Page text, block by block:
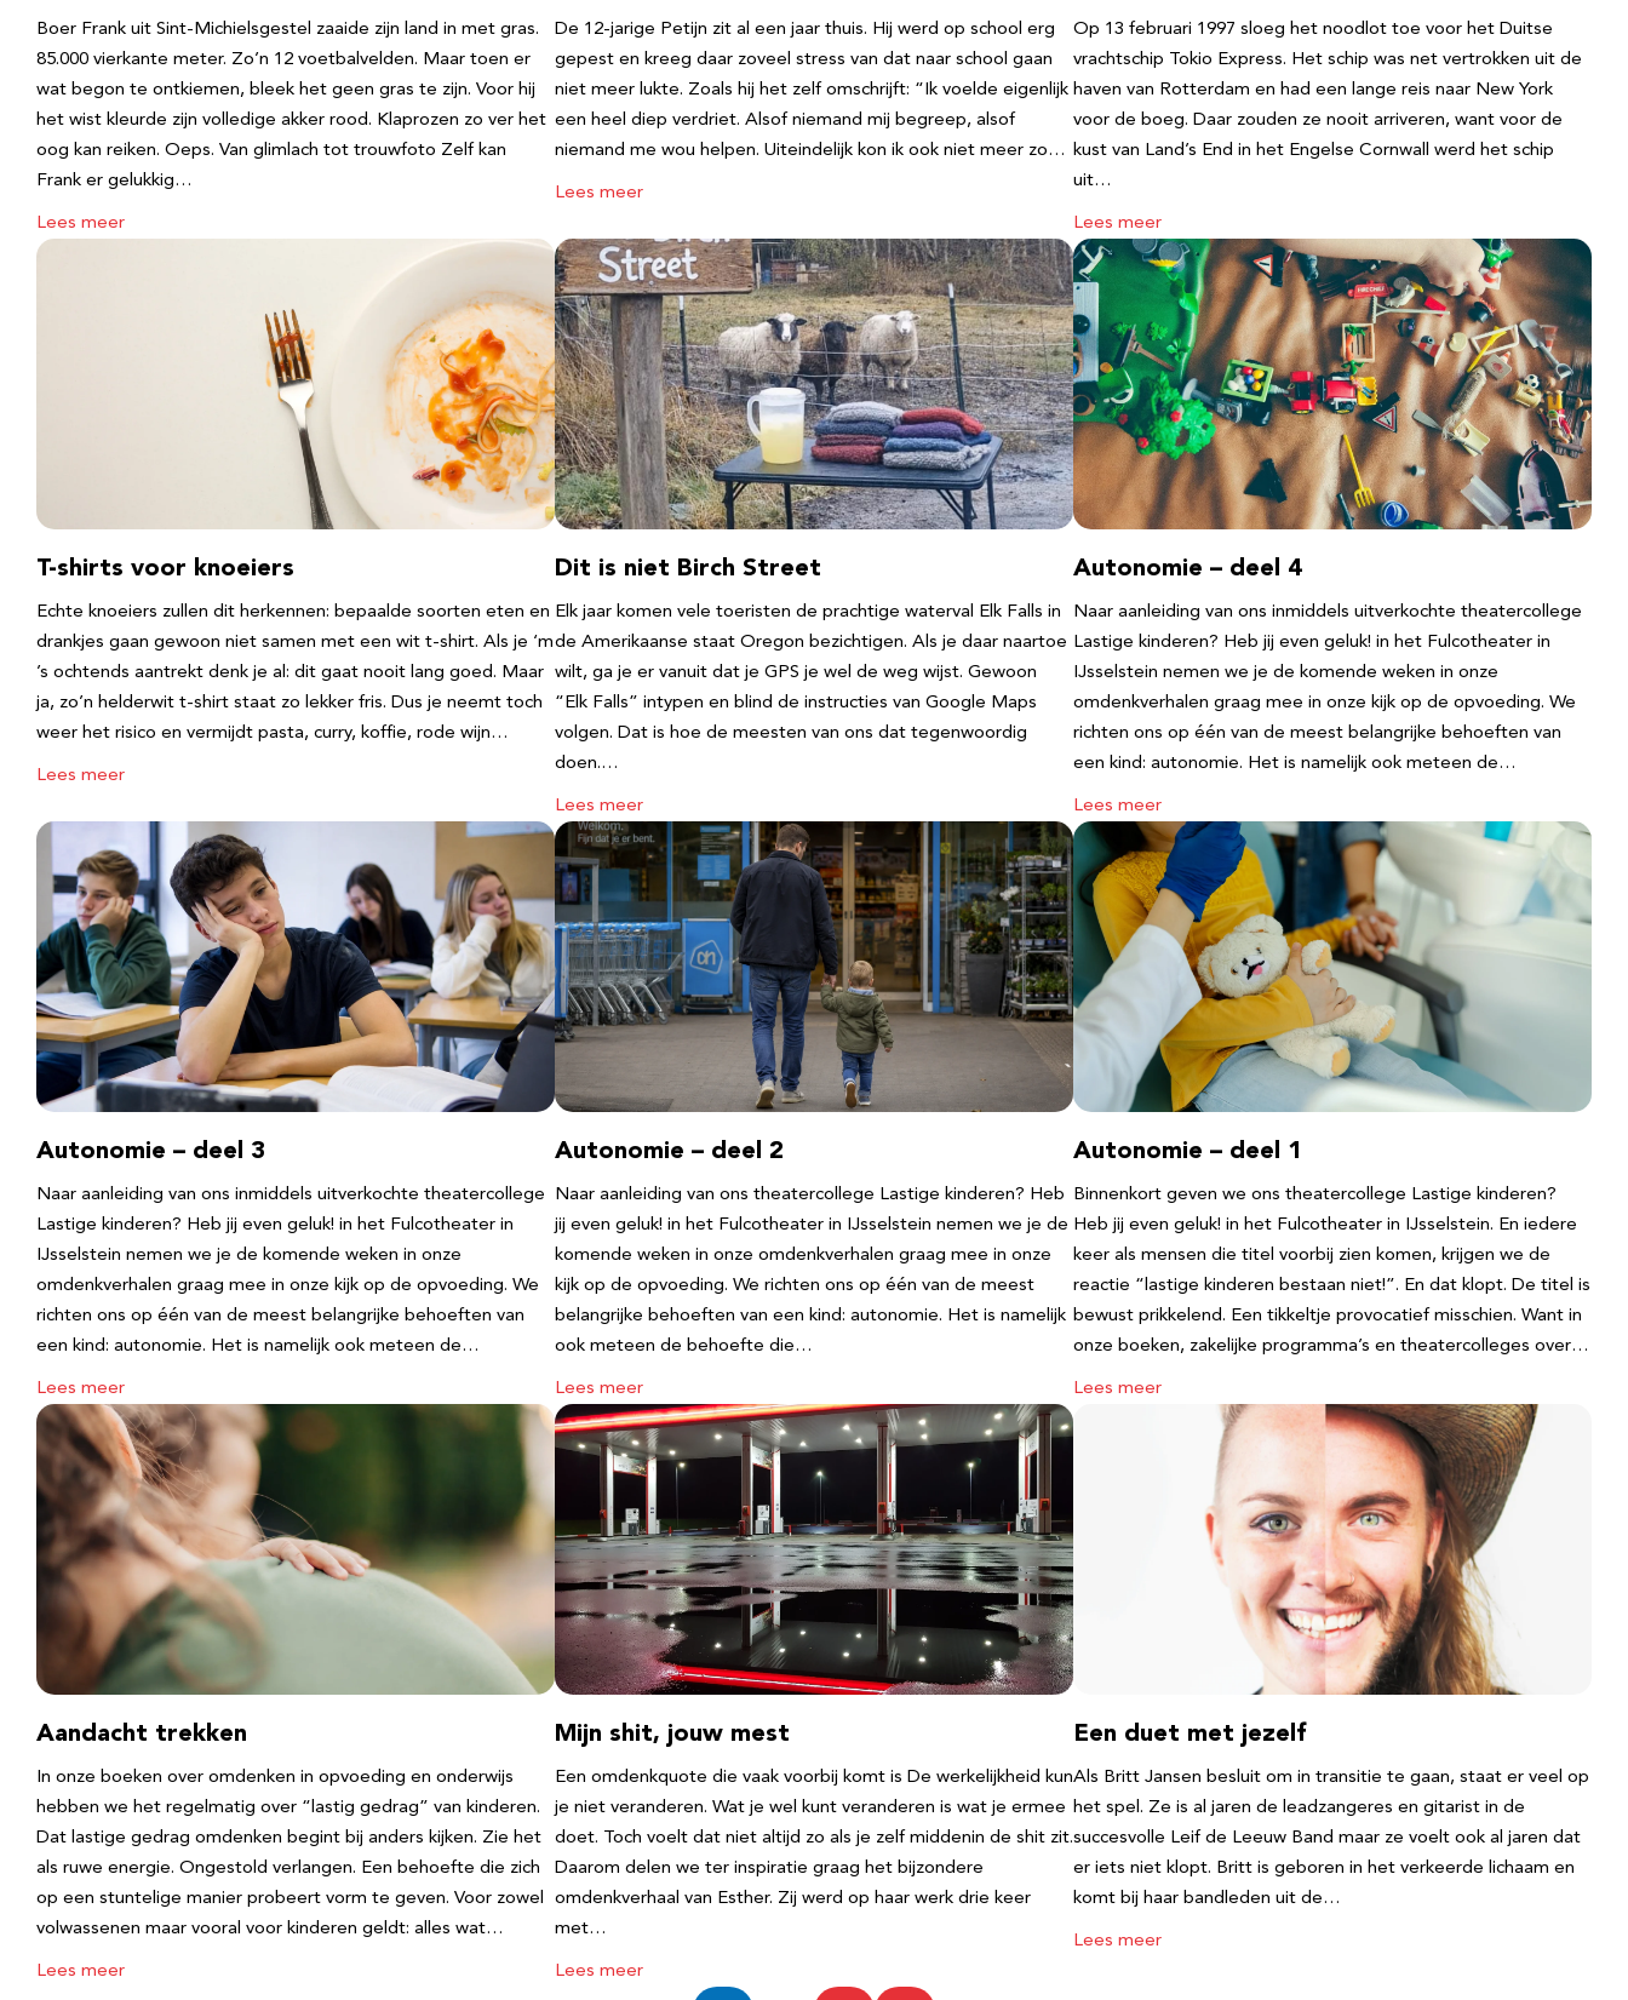
Boer Frank uit Sint-Michielsgestel zaaide zijn land in met gras.
85.000 vierkante meter. Zo’n 12 voetbalvelden. Maar toen er
wat begon te ontkiemen, bleek het geen gras te zijn. Voor hij
het wist kleurde zijn volledige akker rood. Klaprozen zo ver het
oog kan reiken. Oeps. Van glimlach tot trouwfoto Zelf kan
Frank er gelukkig…
Lees meer
De 12-jarige Petijn zit al een jaar thuis. Hij werd op school erg
gepest en kreeg daar zoveel stress van dat naar school gaan
niet meer lukte. Zoals hij het zelf omschrijft: “Ik voelde eigenlijk
een heel diep verdriet. Alsof niemand mij begreep, alsof
niemand me wou helpen. Uiteindelijk kon ik ook niet meer zo…
Lees meer
Op 13 februari 1997 sloeg het noodlot toe voor het Duitse
vrachtschip Tokio Express. Het schip was net vertrokken uit de
haven van Rotterdam en had een lange reis naar New York
voor de boeg. Daar zouden ze nooit arriveren, want voor de
kust van Land’s End in het Engelse Cornwall werd het schip
uit…
Lees meer
T-shirts voor knoeiers
Echte knoeiers zullen dit herkennen: bepaalde soorten eten en
drankjes gaan gewoon niet samen met een wit t-shirt. Als je ‘m
’s ochtends aantrekt denk je al: dit gaat nooit lang goed. Maar
ja, zo’n helderwit t-shirt staat zo lekker fris. Dus je neemt toch
weer het risico en vermijdt pasta, curry, koffie, rode wijn…
Lees meer
Dit is niet Birch Street
Elk jaar komen vele toeristen de prachtige waterval Elk Falls in
de Amerikaanse staat Oregon bezichtigen. Als je daar naartoe
wilt, ga je er vanuit dat je GPS je wel de weg wijst. Gewoon
“Elk Falls” intypen en blind de instructies van Google Maps
volgen. Dat is hoe de meesten van ons dat tegenwoordig
doen.…
Lees meer
Autonomie – deel 4
Naar aanleiding van ons inmiddels uitverkochte theatercollege
Lastige kinderen? Heb jij even geluk! in het Fulcotheater in
IJsselstein nemen we je de komende weken in onze
omdenkverhalen graag mee in onze kijk op de opvoeding. We
richten ons op één van de meest belangrijke behoeften van
een kind: autonomie. Het is namelijk ook meteen de…
Lees meer
Autonomie – deel 3
Naar aanleiding van ons inmiddels uitverkochte theatercollege
Lastige kinderen? Heb jij even geluk! in het Fulcotheater in
IJsselstein nemen we je de komende weken in onze
omdenkverhalen graag mee in onze kijk op de opvoeding. We
richten ons op één van de meest belangrijke behoeften van
een kind: autonomie. Het is namelijk ook meteen de…
Lees meer
Autonomie – deel 2
Naar aanleiding van ons theatercollege Lastige kinderen? Heb
jij even geluk! in het Fulcotheater in IJsselstein nemen we je de
komende weken in onze omdenkverhalen graag mee in onze
kijk op de opvoeding. We richten ons op één van de meest
belangrijke behoeften van een kind: autonomie. Het is namelijk
ook meteen de behoefte die…
Lees meer
Autonomie – deel 1
Binnenkort geven we ons theatercollege Lastige kinderen?
Heb jij even geluk! in het Fulcotheater in IJsselstein. En iedere
keer als mensen die titel voorbij zien komen, krijgen we de
reactie “lastige kinderen bestaan niet!”. En dat klopt. De titel is
bewust prikkelend. Een tikkeltje provocatief misschien. Want in
onze boeken, zakelijke programma’s en theatercolleges over…
Lees meer
Aandacht trekken
In onze boeken over omdenken in opvoeding en onderwijs
hebben we het regelmatig over “lastig gedrag” van kinderen.
Dat lastige gedrag omdenken begint bij anders kijken. Zie het
als ruwe energie. Ongestold verlangen. Een behoefte die zich
op een stuntelige manier probeert vorm te geven. Voor zowel
volwassenen maar vooral voor kinderen geldt: alles wat…
Lees meer
Mijn shit, jouw mest
Een omdenkquote die vaak voorbij komt is De werkelijkheid kun
je niet veranderen. Wat je wel kunt veranderen is wat je ermee
doet. Toch voelt dat niet altijd zo als je zelf middenin de shit zit.
Daarom delen we ter inspiratie graag het bijzondere
omdenkverhaal van Esther. Zij werd op haar werk drie keer
met…
Lees meer
Een duet met jezelf
Als Britt Jansen besluit om in transitie te gaan, staat er veel op
het spel. Ze is al jaren de leadzangeres en gitarist in de
succesvolle Leif de Leeuw Band maar ze voelt ook al jaren dat
er iets niet klopt. Britt is geboren in het verkeerde lichaam en
komt bij haar bandleden uit de…
Lees meer